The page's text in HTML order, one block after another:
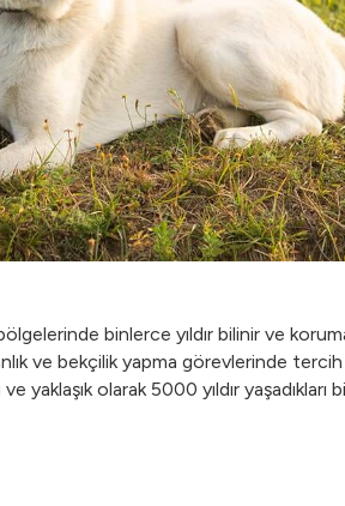
binlerce yıldır bilinir ve
ve bekçilik yapma görevlerinde
olarak 5000 yıldır yaşadıkları